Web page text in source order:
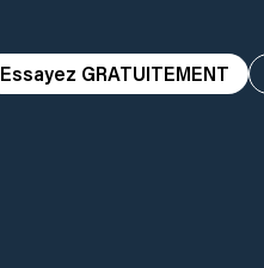
Essayez GRATUITEMENT